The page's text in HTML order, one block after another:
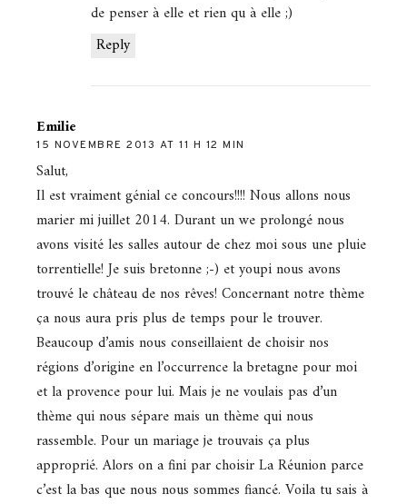
Reply
de penser à elle et rien qu à elle ;)
Emilie
15 NOVEMBRE 2013 AT 11 H 12 MIN
Salut,
Il est vraiment génial ce concours!!!! Nous allons nous
marier mi juillet 2014. Durant un we prolongé nous
avons visité les salles autour de chez moi sous une pluie
torrentielle! Je suis bretonne ;-) et youpi nous avons
trouvé le château de nos rêves! Concernant notre thème
ça nous aura pris plus de temps pour le trouver.
Beaucoup d’amis nous conseillaient de choisir nos
régions d’origine en l’occurrence la bretagne pour moi
et la provence pour lui. Mais je ne voulais pas d’un
thème qui nous sépare mais un thème qui nous
rassemble. Pour un mariage je trouvais ça plus
approprié. Alors on a fini par choisir La Réunion parce
c’est la bas que nous nous sommes fiancé. Voila tu sais à